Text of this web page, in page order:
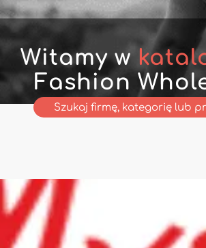
Witamy w
Fashion